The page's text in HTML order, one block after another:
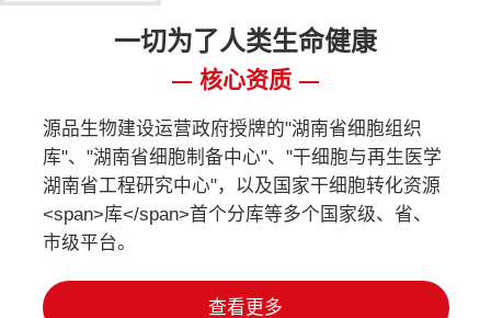
一切为了人类生命健康
核心资质
源品生物建设运营政府授牌的"湖南省细胞组织
库"、"湖南省细胞制备中心"、"干细胞与再生医学
湖南省工程研究中心"，以及国家干细胞转化资源
<span>库</span>首个分库等多个国家级、省、
市级平台。
查看更多